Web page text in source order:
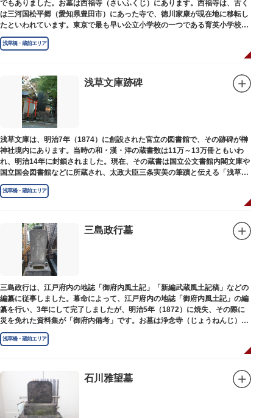
でもありました。お墓は西福寺（さいふくじ）にあります。西福寺は、古く
は三河国松平郷（愛知県豊田市）にあった寺で、徳川家康が現在地に移転し
たといわれています。東京で最も早い公立小学校の一つである育英小学校の
発祥の地としても知られています。
浅草橋・蔵前エリア
浅草文庫跡碑
浅草文庫は、明治7年（1874）に創設された官立の図書館で、その跡碑が榊
神社境内にあります。当時の和・漢・洋の蔵書数は11万～13万冊ともいわ
れ、明治14年に封鎖されました。現在、その蔵書は国立公文書館内閣文庫や
国立国会図書館などに所蔵され、太政大臣三条実美の筆蹟と伝える「浅草文
庫」の朱印が押されています。
浅草橋・蔵前エリア
三島政行墓
三島政行は、江戸府内の地誌「御府内風土記」「新編武蔵風土記稿」などの
編纂に従事しました。幕命によって、江戸府内の地誌「御府内風土記」の編
纂を行い、3年にして完了しましたが、明治5年（1872）に焼失、その際に
災を免れた資料集が「御府内備考」です。お墓は浄念寺（じょうねんじ）境
内にあります。
浅草橋・蔵前エリア
石川雅望墓